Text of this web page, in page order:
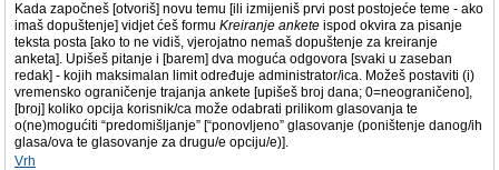
Kada započneš [otvoriš] novu temu [ili izmijeniš prvi post postojeće teme - ako
imaš dopuštenje] vidjet ćeš formu Kreiranje ankete ispod okvira za pisanje
teksta posta [ako to ne vidiš, vjerojatno nemaš dopuštenje za kreiranje
anketa]. Upišeš pitanje i [barem] dva moguća odgovora [svaki u zaseban
redak] - kojih maksimalan limit određuje administrator/ica. Možeš postaviti (i)
vremensko ograničenje trajanja ankete [upišeš broj dana; 0=neograničeno],
[broj] koliko opcija korisnik/ca može odabrati prilikom glasovanja te
o(ne)mogućiti “predomišljanje” [“ponovljeno” glasovanje (poništenje danog/ih
glasa/ova te glasovanje za drugu/e opciju/e)].
Vrh